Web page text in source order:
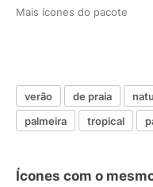
Mais ícones do pacote
verão de praia
palmeira
tropical
Ícones com o